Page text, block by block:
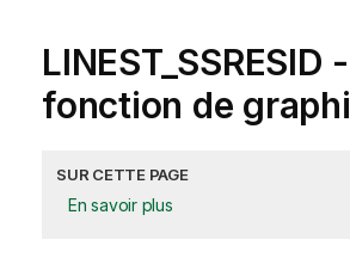
LINEST_SSRESID -
fonction de
SUR CETTE PAGE
En savoir plus